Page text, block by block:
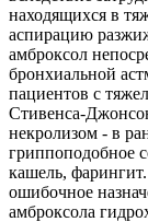
находящихся в
аспирацию
амброксол
бронхиальной
пациентов с
Стивенса-
некролизом - в
гриппоподобное
кашель,
ошибочное
амброксола